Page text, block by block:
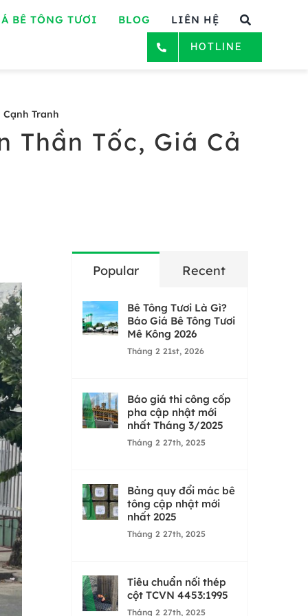
BÊ TÔNG TƯƠI BLOG LIÊN HỆ
HOTLINE
Cạnh Tranh
Thần Tốc, Giá Cả
Popular Recent
Bê Tông Tươi Là Gì?
Báo Giá Bê Tông Tươi
Mê Kông 2026
Tháng 2 21st, 2026
Báo giá thi công cốp
pha cập nhật mới
nhất Tháng 3/2025
Tháng 2 27th, 2025
Bảng quy đổi mác bê
tông cập nhật mới
nhất 2025
Tháng 2 27th, 2025
Tiêu chuẩn nối thép
cột TCVN 4453:1995
Tháng 2 27th, 2025